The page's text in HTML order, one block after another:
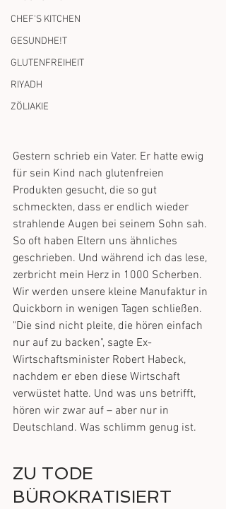
CHEF'S KITCHEN
GESUNDHE!T
GLUTENFREIHEIT
RIYADH
ZÖLIAKIE
Gestern schrieb ein Vater. Er hatte ewig
für sein Kind nach glutenfreien
Produkten gesucht, die so gut
schmeckten, dass er endlich wieder
strahlende Augen bei seinem Sohn sah.
So oft haben Eltern uns ähnliches
geschrieben. Und während ich das lese,
zerbricht mein Herz in 1000 Scherben.
Wir werden unsere kleine Manufaktur in
Quickborn in wenigen Tagen schließen.
"Die sind nicht pleite, die hören einfach
nur auf zu backen", sagte Ex-
Wirtschaftsminister Robert Habeck,
nachdem er eben diese Wirtschaft
verwüstet hatte. Und was uns betrifft,
hören wir zwar auf – aber nur in
Deutschland. Was schlimm genug ist.
ZU TODE
BÜROKRATISIERT